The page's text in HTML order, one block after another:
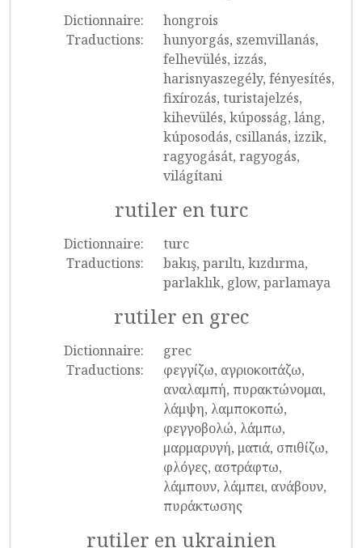
Dictionnaire:
hongrois
Traductions:
hunyorgás, szemvillanás,
felhevülés, izzás,
harisnyaszegély, fényesítés,
fixírozás, turistajelzés,
kihevülés, kúposság, láng,
kúposodás, csillanás, izzik,
ragyogását, ragyogás,
világítani
rutiler en turc
Dictionnaire:
turc
Traductions:
bakış, parıltı, kızdırma,
parlaklık, glow, parlamaya
rutiler en grec
Dictionnaire:
grec
Traductions:
φεγγίζω, αγριοκοιτάζω,
αναλαμπή, πυρακτώνομαι,
λάμψη, λαμποκοπώ,
φεγγοβολώ, λάμπω,
μαρμαρυγή, ματιά, σπιθίζω,
φλόγες, αστράφτω,
λάμπουν, λάμπει, ανάβουν,
πυράκτωσης
rutiler en ukrainien